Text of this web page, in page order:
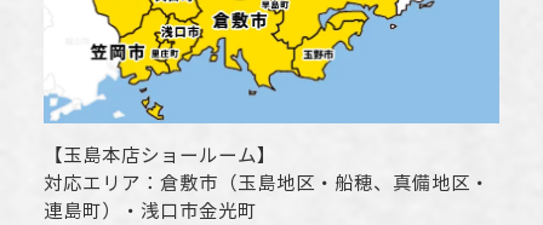
【玉島本店ショールーム】
対応エリア： 倉敷市 （玉島地区・船穂、真備地区・
連島町）・ 浅口市金光町